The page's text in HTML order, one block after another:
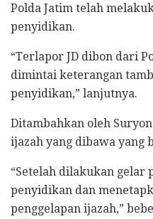
Polda Jatim telah
penyidikan.
“Terlapor JD dibon dari
dimintai keterangan
penyidikan,” lanjutnya.
Ditambahkan oleh
ijazah yang dibawa yang
“Setelah dilakukan gelar
penyidikan dan
penggelapan ijazah,”